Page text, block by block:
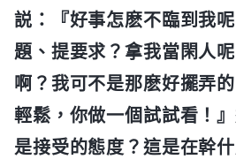
説：『好事怎麽不臨到我
題、提要求？拿我當閑人
啊？我可不是那麽好擺弄
輕鬆，你做一個試試看！
是接受的態度？這是在幹